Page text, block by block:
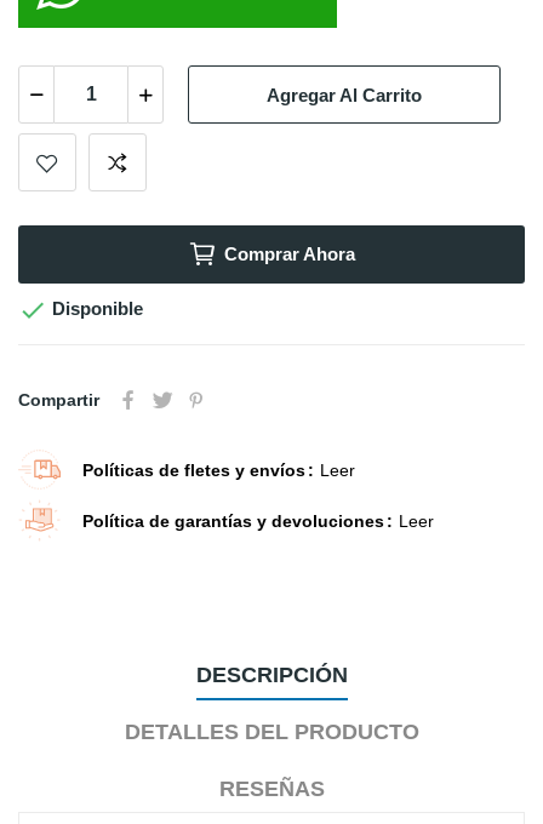
Agregar Al Carrito
Comprar Ahora
 Disponible
Compartir
Políticas de fletes y envíos Leer
Política de garantías y devoluciones Leer
DESCRIPCIÓN
DETALLES DEL PRODUCTO
RESEÑAS